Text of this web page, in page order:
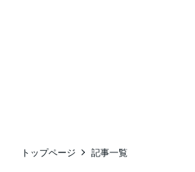
トップページ 記事一覧